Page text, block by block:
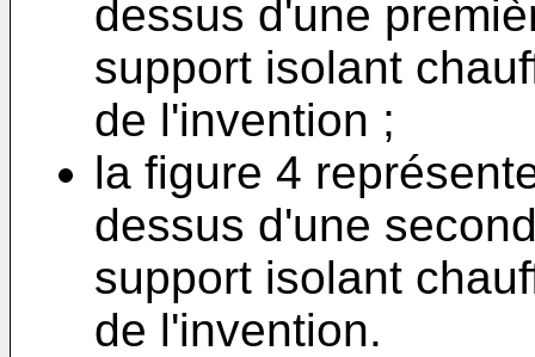
dessus d'une
support isolant
de l'invention ;
la figure 4
dessus d'une
support isolant
de l'invention.